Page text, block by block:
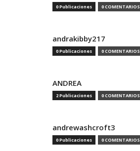
0 Publicaciones 0 COMENTARIOS
andrakibby217
0 Publicaciones 0 COMENTARIOS
ANDREA
2 Publicaciones 0 COMENTARIOS
andrewashcroft3
0 Publicaciones 0 COMENTARIOS